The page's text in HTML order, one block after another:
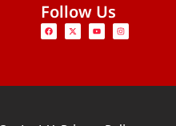
Follow Us